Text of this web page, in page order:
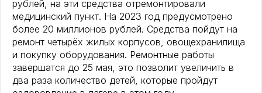
рублей, на эти средства отремонтировали
медицинский пункт. На 2023 год предусмотрено
более 20 миллионов рублей. Средства пойдут на
ремонт четырёх жилых корпусов, овощехранилища
и покупку оборудования. Ремонтные работы
завершатся до 25 мая, это позволит увеличить в
два раза количество детей, которые пройдут